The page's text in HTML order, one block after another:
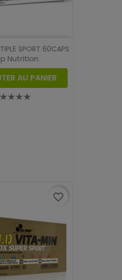
SPORT 60CAPS
Nutrition
AU PANIER
favorite_border